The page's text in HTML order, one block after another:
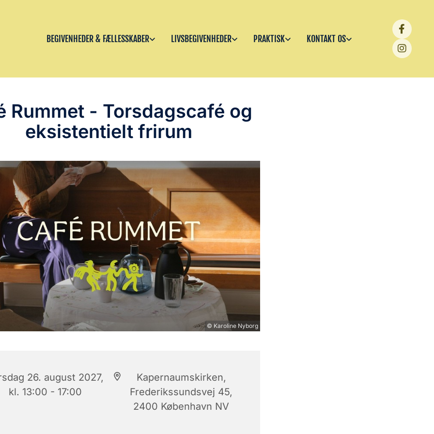
BEGIVENHEDER & FÆLLESSKABER LIVSBEGIVENHEDER PRAKTISK KONTAKT OS
Rummet - Torsdagscafé og
eksistentielt frirum
© Karoline Nyborg
26. august 2027,
kl. 13:00 - 17:00
Kapernaumskirken,
Frederikssundsvej 45,
2400 København NV